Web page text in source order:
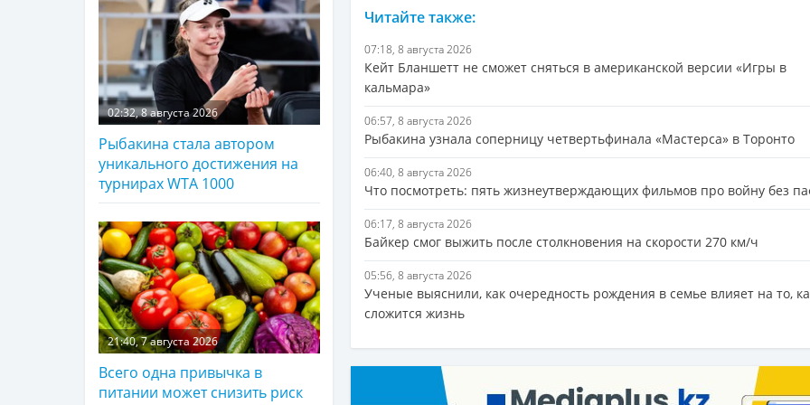
Читайте также:
07:18, 8 августа 2026
Кейт Бланшетт не сможет сняться в американской версии «Игры в
кальмара»
06:57, 8 августа 2026
Рыбакина узнала соперницу четвертьфинала «Мастерса» в Торонто
06:40, 8 августа 2026
Что посмотреть: пять жизнеутверждающих фильмов про войну без
06:17, 8 августа 2026
Байкер смог выжить после столкновения на скорости 270 км/ч
05:56, 8 августа 2026
Ученые выяснили, как очередность рождения в семье влияет на то,
сложится жизнь
02:32, 8 августа 2026
Рыбакина стала автором
уникального достижения на
турнирах WTA 1000
21:40, 7 августа 2026
Всего одна привычка в
питании может снизить риск